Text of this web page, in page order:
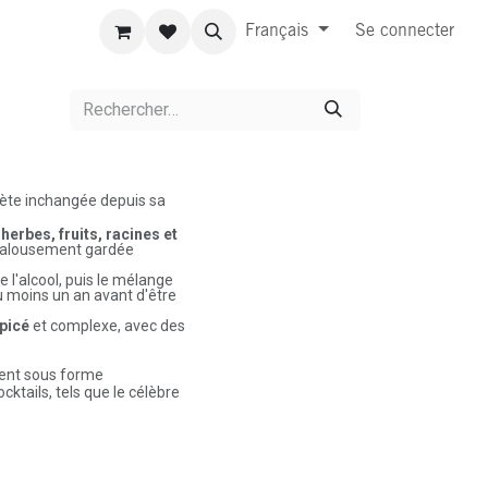
Français Se connecter
inchangée depuis sa
herbes, fruits, racines et
gardée
l'alcool, puis le mélange
un an avant d'être
et complexe, avec des
sous forme
tels que le célèbre